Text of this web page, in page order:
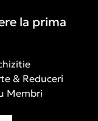
la prima
& Reduceri
Membri